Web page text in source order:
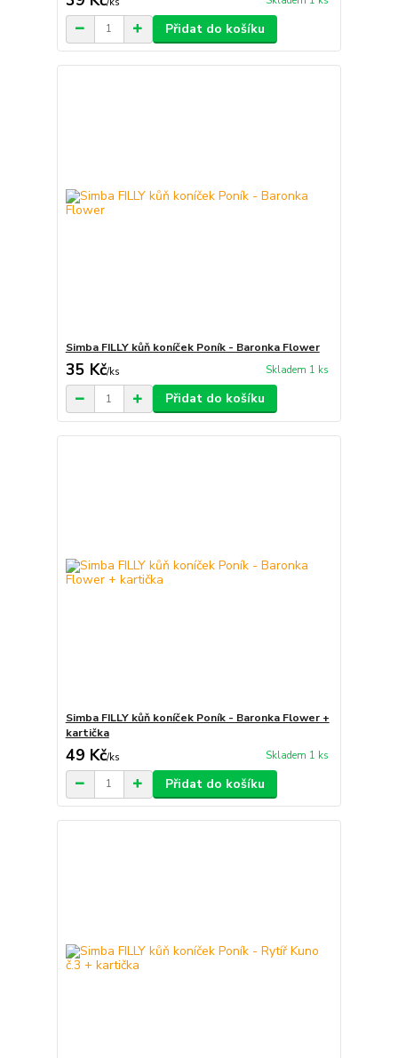
Přidat do košíku
Simba FILLY kůň koníček Poník - Baronka Flower
35 Kč/ks Skladem 1 ks
Přidat do košíku
Simba FILLY kůň koníček Poník - Baronka Flower +
kartička
49 Kč/ks Skladem 1 ks
Přidat do košíku